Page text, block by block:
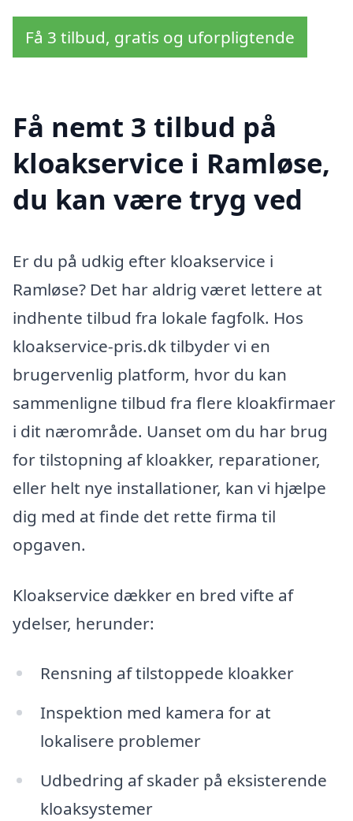
Få 3 tilbud, gratis og uforpligtende
Få nemt 3 tilbud på
kloakservice i Ramløse,
du kan være tryg ved
Er du på udkig efter kloakservice i
Ramløse? Det har aldrig været lettere at
indhente tilbud fra lokale fagfolk. Hos
kloakservice-pris.dk tilbyder vi en
brugervenlig platform, hvor du kan
sammenligne tilbud fra flere kloakfirmaer
i dit nærområde. Uanset om du har brug
for tilstopning af kloakker, reparationer,
eller helt nye installationer, kan vi hjælpe
dig med at finde det rette firma til
opgaven.
Kloakservice dækker en bred vifte af
ydelser, herunder:
Rensning af tilstoppede kloakker
Inspektion med kamera for at
lokalisere problemer
Udbedring af skader på eksisterende
kloaksystemer